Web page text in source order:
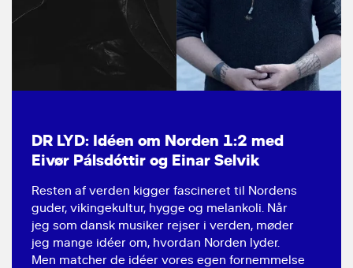
DR LYD: Idéen om Norden 1:2 med
Eivør Pálsdóttir og Einar Selvik
Resten af verden kigger fascineret til Nordens
guder, vikingekultur, hygge og melankoli. Når
jeg som dansk musiker rejser i verden, møder
jeg mange idéer om, hvordan Norden lyder.
Men matcher de idéer vores egen fornemmelse